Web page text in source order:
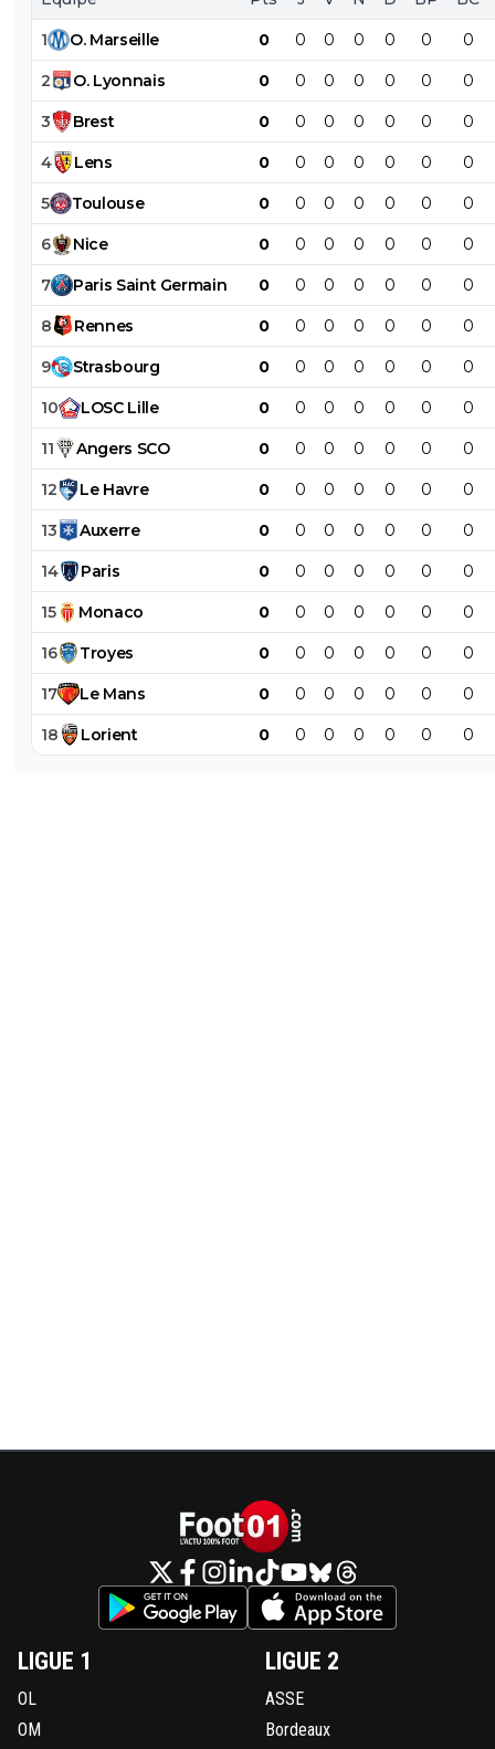
1 O. Marseille 0 0 0 0 0 0 0
2 O. Lyonnais 0 0 0 0 0 0 0
3 Brest 0 0 0 0 0 0 0
4 Lens 0 0 0 0 0 0 0
5 Toulouse 0 0 0 0 0 0 0
6 Nice 0 0 0 0 0 0 0
7 Paris Saint Germain 0 0 0 0 0 0 0
8 Rennes 0 0 0 0 0 0 0
9 Strasbourg 0 0 0 0 0 0 0
10 LOSC Lille 0 0 0 0 0 0 0
11 Angers SCO 0 0 0 0 0 0 0
12 Le Havre 0 0 0 0 0 0 0
13 Auxerre 0 0 0 0 0 0 0
14 Paris 0 0 0 0 0 0 0
15 Monaco 0 0 0 0 0 0 0
16 Troyes 0 0 0 0 0 0 0
17 Le Mans 0 0 0 0 0 0 0
18 Lorient 0 0 0 0 0 0 0
LIGUE 1
OL
OM
LIGUE 2
ASSE
Bordeaux